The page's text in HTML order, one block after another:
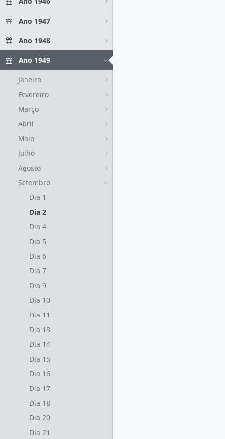
Ano 1947
Ano 1948
Ano 1949
Janeiro
Fevereiro
Março
Abril
Maio
Julho
Agosto
Setembro
Dia 1
Dia 2
Dia 4
Dia 5
Dia 6
Dia 7
Dia 9
Dia 10
Dia 11
Dia 13
Dia 14
Dia 15
Dia 16
Dia 17
Dia 18
Dia 20
Dia 21